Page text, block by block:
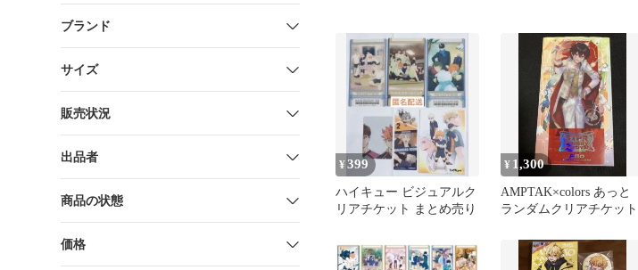
ブランド
サイズ
販売状況
出品者
商品の状態
価格
¥399
ハイキュー ビジュアルク
リアチケット まとめ売り
¥ 1,300
AMPTAK×colors あっと
ランダムクリアチケット